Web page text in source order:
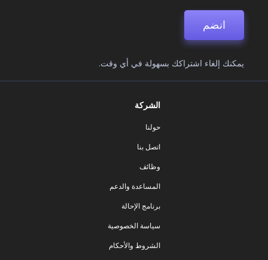
انضم
يمكنك إلغاء اشتراكك بسهولة في أي وقت.
الشركة
حولنا
اتصل بنا
وظائف
المساعدة والدعم
برنامج الإحالة
سياسة الخصوصية
الشروط والأحكام